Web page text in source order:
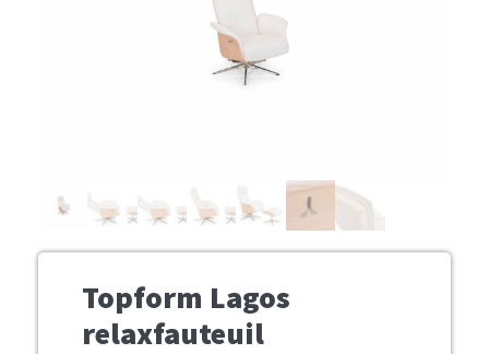
Topform Lagos
relaxfauteuil